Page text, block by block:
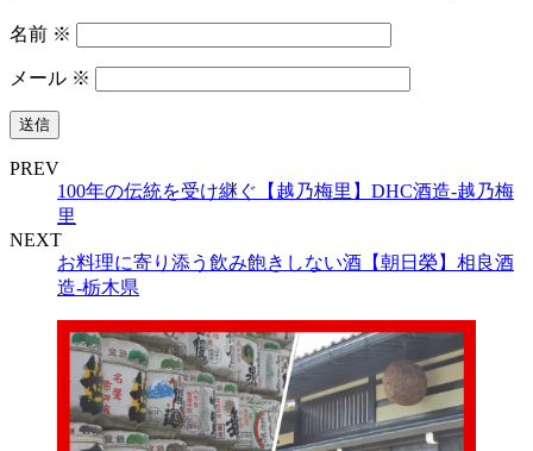
名前 ※
メール ※
PREV
100年の伝統を受け継ぐ【越乃梅里】DHC酒造‐越乃梅
里
NEXT
お料理に寄り添う飲み飽きしない酒【朝日榮】相良酒
造‐栃木県